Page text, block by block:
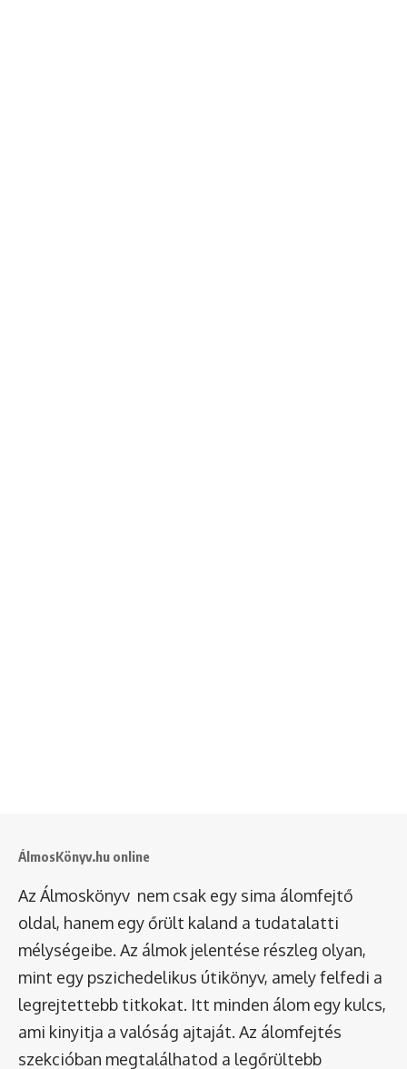
ÁlmosKönyv.hu online
Az Álmoskönyv nem csak egy sima álomfejtő
oldal, hanem egy őrült kaland a tudatalatti
mélységeibe. Az álmok jelentése részleg olyan,
mint egy pszichedelikus útikönyv, amely felfedi a
legrejtettebb titkokat. Itt minden álom egy kulcs,
ami kinyitja a valóság ajtaját. Az álomfejtés
szekcióban megtalálhatod a legőrültebb